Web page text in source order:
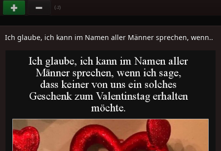
(-2)
Ich glaube, ich kann im Namen aller Männer sprechen, wenn..